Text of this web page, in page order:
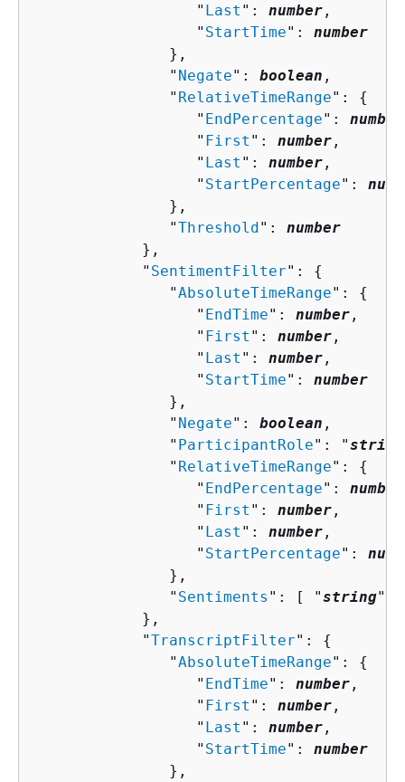
                  "
Last ": number ,
                  "
StartTime": number
               },
               "
Negate": boolean ,
               "
RelativeTimeRange": {
                  "
EndPercentage": number
                  "
First ": number ,
                  "
Last ": number ,
                  "
StartPercentage":
               },
               "
Threshold": number
            },
            "
SentimentFilter": {
               "
AbsoluteTimeRange": {
                  "
EndTime": number ,
                  "
First ": number ,
                  "
Last ": number ,
                  "
StartTime": number
               },
               "
Negate": boolean ,
               "
ParticipantRole": "string
               "
RelativeTimeRange": {
                  "
EndPercentage": number
                  "
First ": number ,
                  "
Last ": number ,
                  "
StartPercentage":
               },
               "
Sentiments ": [ "string" ]
            },
            "
TranscriptFilter": {
               "
AbsoluteTimeRange": {
                  "
EndTime": number ,
                  "
First ": number ,
                  "
Last ": number ,
                  "
StartTime": number
               },